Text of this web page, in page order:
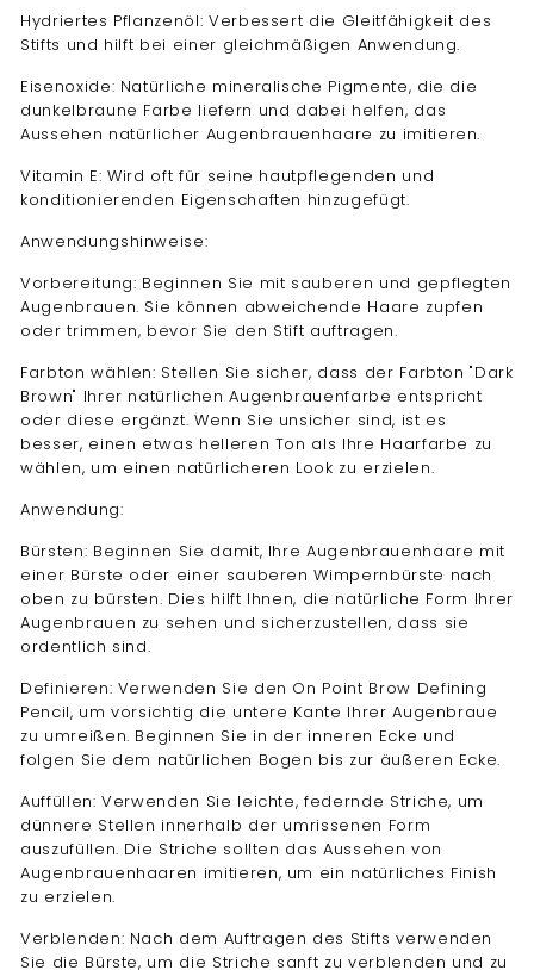
Hydriertes Pflanzenöl: Verbessert die Gleitfähigkeit des
Stifts und hilft bei einer gleichmäßigen Anwendung.
Eisenoxide: Natürliche mineralische Pigmente, die die
dunkelbraune Farbe liefern und dabei helfen, das
Aussehen natürlicher Augenbrauenhaare zu imitieren.
Vitamin E: Wird oft für seine hautpflegenden und
konditionierenden Eigenschaften hinzugefügt.
Anwendungshinweise:
Vorbereitung: Beginnen Sie mit sauberen und gepflegten
Augenbrauen. Sie können abweichende Haare zupfen
oder trimmen, bevor Sie den Stift auftragen.
Farbton wählen: Stellen Sie sicher, dass der Farbton "Dark
Brown" Ihrer natürlichen Augenbrauenfarbe entspricht
oder diese ergänzt. Wenn Sie unsicher sind, ist es
besser, einen etwas helleren Ton als Ihre Haarfarbe zu
wählen, um einen natürlicheren Look zu erzielen.
Anwendung:
Bürsten: Beginnen Sie damit, Ihre Augenbrauenhaare mit
einer Bürste oder einer sauberen Wimpernbürste nach
oben zu bürsten. Dies hilft Ihnen, die natürliche Form Ihrer
Augenbrauen zu sehen und sicherzustellen, dass sie
ordentlich sind.
Definieren: Verwenden Sie den On Point Brow Defining
Pencil, um vorsichtig die untere Kante Ihrer Augenbraue
zu umreißen. Beginnen Sie in der inneren Ecke und
folgen Sie dem natürlichen Bogen bis zur äußeren Ecke.
Auffüllen: Verwenden Sie leichte, federnde Striche, um
dünnere Stellen innerhalb der umrissenen Form
auszufüllen. Die Striche sollten das Aussehen von
Augenbrauenhaaren imitieren, um ein natürliches Finish
zu erzielen.
Verblenden: Nach dem Auftragen des Stifts verwenden
Sie die Bürste, um die Striche sanft zu verblenden und zu